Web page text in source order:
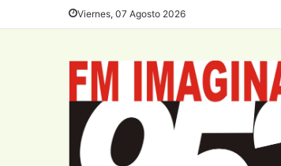
Viernes, 07 Agosto 2026